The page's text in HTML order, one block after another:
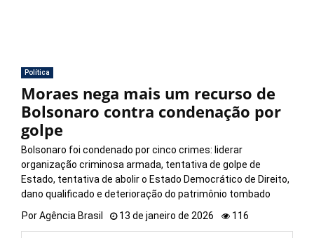
Política
Moraes nega mais um recurso de
Bolsonaro contra condenação por
golpe
Bolsonaro foi condenado por cinco crimes: liderar
organização criminosa armada, tentativa de golpe de
Estado, tentativa de abolir o Estado Democrático de Direito,
dano qualificado e deterioração do patrimônio tombado
PorAgência Brasil 13 de janeiro de 2026 116